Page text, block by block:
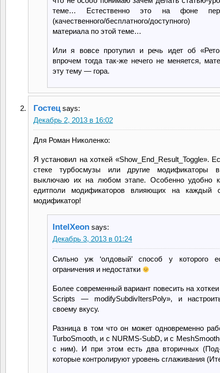
теме… Естественно это на фоне
(качественного/бесплатного/доступного)
материала по этой теме…
Или я вовсе протупил и речь идет об
впрочем тогда так-же нечего не меняется,
эту тему — гора.
Гостец says:
Декабрь 2, 2013 в 16:02
Для Роман Николенко:
Я установил на хоткей «Show_End_Result_Toggle».
стеке турбосмузы или другие модификаторы
выключаю их на любом этапе. Особенно удобно
едитполи модификаторов влияющих на каждый
модификатор!
IntelXeon says:
Декабрь 3, 2013 в 01:24
Сильно уж ‘олдовый’ способ у которого
ограничения и недостатки
Более современный вариант повесить на
Scripts — modifySubdivItersPoly», и
своему вкусу.
Разница в том что он может одновременно
TurboSmooth, и с NURMS-SubD, и с
с ним). И при этом есть два вторичных
которые контролируют уровень сглаживания